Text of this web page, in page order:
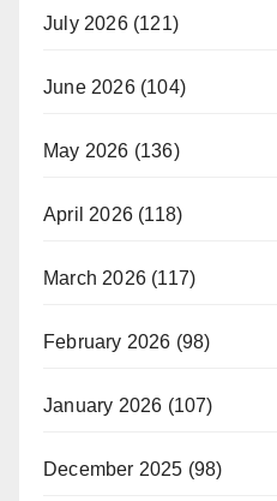
July 2026(121)
June 2026(104)
May 2026 (136)
April 2026 (118)
March 2026 (117)
February 2026 (98)
January 2026 (107)
December 2025 (98)